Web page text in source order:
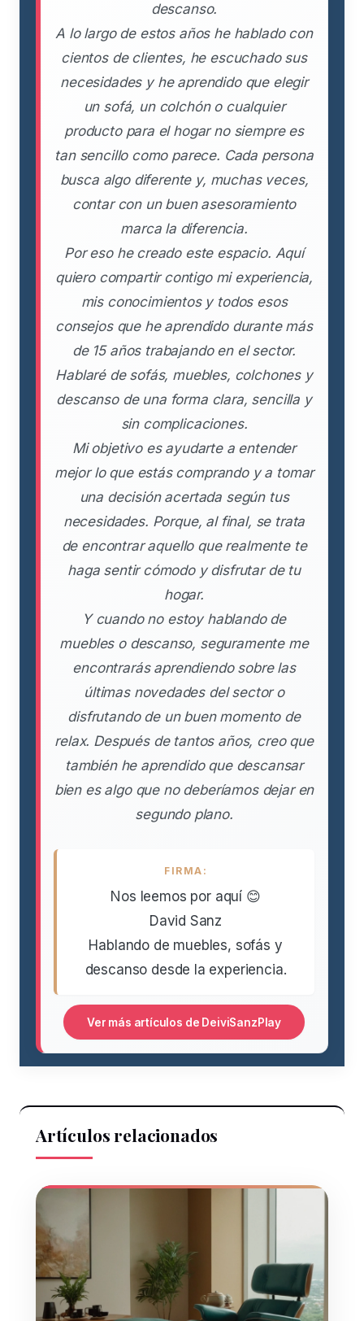
descanso.
A lo largo de estos años he hablado con
cientos de clientes, he escuchado sus
necesidades y he aprendido que elegir
un sofá, un colchón o cualquier
producto para el hogar no siempre es
tan sencillo como parece. Cada persona
busca algo diferente y, muchas veces,
contar con un buen asesoramiento
marca la diferencia.
Por eso he creado este espacio. Aquí
quiero compartir contigo mi experiencia,
mis conocimientos y todos esos
consejos que he aprendido durante más
de 15 años trabajando en el sector.
Hablaré de sofás, muebles, colchones y
descanso de una forma clara, sencilla y
sin complicaciones.
Mi objetivo es ayudarte a entender
mejor lo que estás comprando y a tomar
una decisión acertada según tus
necesidades. Porque, al final, se trata
de encontrar aquello que realmente te
haga sentir cómodo y disfrutar de tu
hogar.
Y cuando no estoy hablando de
muebles o descanso, seguramente me
encontrarás aprendiendo sobre las
últimas novedades del sector o
disfrutando de un buen momento de
relax. Después de tantos años, creo que
también he aprendido que descansar
bien es algo que no deberíamos dejar en
segundo plano.
FIRMA:
Nos leemos por aquí 😊
David Sanz
Hablando de muebles, sofás y
descanso desde la experiencia.
Ver más artículos de DeiviSanzPlay
Artículos relacionados